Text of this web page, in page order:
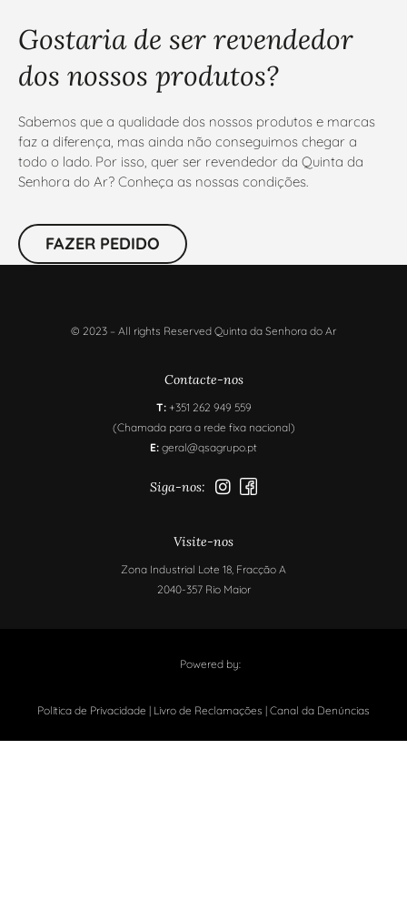
Gostaria de ser revendedor
dos nossos produtos?
Sabemos que a qualidade dos nossos produtos e marcas
faz a diferença, mas ainda não conseguimos chegar a
todo o lado. Por isso, quer ser revendedor da Quinta da
Senhora do Ar? Conheça as nossas condições.
FAZER PEDIDO
Contacte-nos
T:+351 262 949 559
(Chamada para a rede fixa nacional)
E: geral@qsagrupo.pt
Siga-nos:
© 2023 – All rights Reserved Quinta da Senhora do Ar
Visite-nos
Zona Industrial Lote 18, Fracção A
2040-357 Rio Maior
Powered by: ​
Política de Privacidade | Livro de Reclamações | Canal da Denúncias